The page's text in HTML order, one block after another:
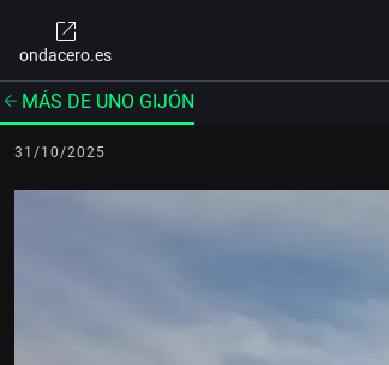
ondacero.es
MÁS DE UNO GIJÓN
31/10/2025